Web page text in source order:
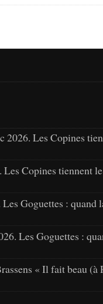
2026. Les Copines
Les Copines tiennent
Goguettes : quand
Les Goguettes :
« Il fait beau (à